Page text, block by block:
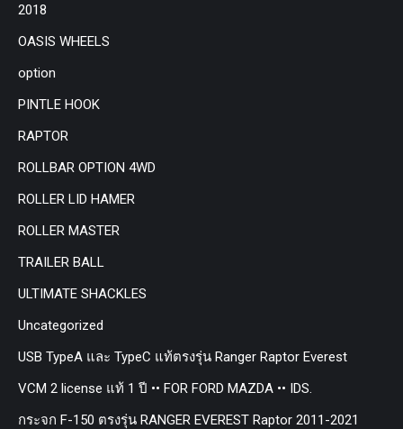
2018
OASIS WHEELS
option
PINTLE HOOK
RAPTOR
ROLLBAR OPTION 4WD
ROLLER LID HAMER
ROLLER MASTER
TRAILER BALL
ULTIMATE SHACKLES
Uncategorized
USB TypeA และ TypeC แท้ตรงรุ่น Ranger Raptor Everest
VCM 2 license แท้ 1 ปี •• FOR FORD MAZDA •• IDS.
กระจก F-150 ตรงรุ่น RANGER EVEREST Raptor 2011-2021